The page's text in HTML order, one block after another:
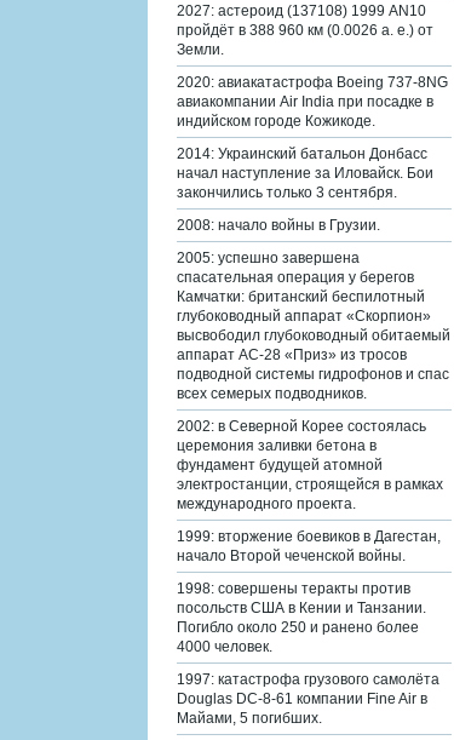
2027: астероид (137108) 1999 AN10
пройдёт в 388 960 км (0.0026 а. е.) от
Земли.
2020: авиакатастрофа Boeing 737-8NG
авиакомпании Air India при посадке в
индийском городе Кожикоде.
2014: Украинский батальон Донбасс
начал наступление за Иловайск. Бои
закончились только 3 сентября.
2008: начало войны в Грузии.
2005: успешно завершена
спасательная операция у берегов
Камчатки: британский беспилотный
глубоководный аппарат «Скорпион»
высвободил глубоководный обитаемый
аппарат АС-28 «Приз» из тросов
подводной системы гидрофонов и спас
всех семерых подводников.
2002: в Северной Корее состоялась
церемония заливки бетона в
фундамент будущей атомной
электростанции, строящейся в рамках
международного проекта.
1999: вторжение боевиков в Дагестан,
начало Второй чеченской войны.
1998: совершены теракты против
посольств США в Кении и Танзании.
Погибло около 250 и ранено более
4000 человек.
1997: катастрофа грузового самолёта
Douglas DC-8-61 компании Fine Air в
Майами, 5 погибших.